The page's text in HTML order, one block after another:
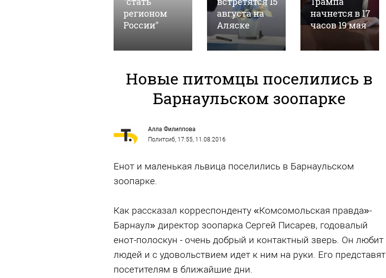
регионом
России"
августа на
Аляске
начнется в 17
часов 19 мая
Новые питомцы поселились в
Барнаульском зоопарке
Алла Филиппова
Политсиб, 17:55, 11.08.2016
Енот и маленькая львица поселились в Барнаульском
зоопарке.
Как рассказал корреспонденту «Комсомольская правда»-
Барнаул» директор зоопарка Сергей Писарев, годовалый
енот-полоскун - очень добрый и контактный зверь. Он любит
людей и с удовольствием идет к ним на руки. Его представят
посетителям в ближайшие дни.